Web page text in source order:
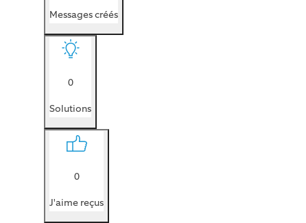
Messages créés
0
Solutions
0
J'aime reçus